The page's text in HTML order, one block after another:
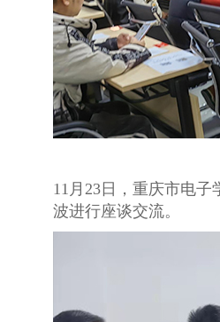
11月23日，重庆市电
波进行座谈交流。